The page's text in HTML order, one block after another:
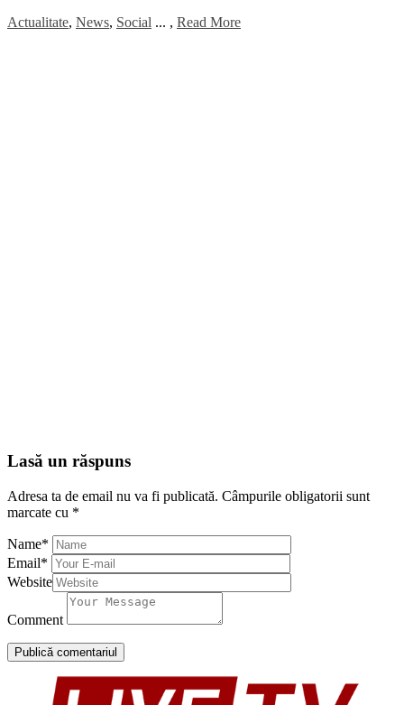
Actualitate, News, Social ... , Read More
Lasă un răspuns
Adresa ta de email nu va fi publicată. Câmpurile obligatorii sunt
marcate cu *
Name*
Email*
Website
Comment